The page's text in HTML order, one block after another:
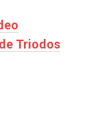
Triodos